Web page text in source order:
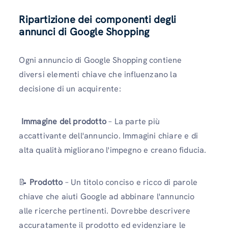
Ripartizione dei componenti degli
annunci di Google Shopping
Ogni annuncio di Google Shopping contiene
diversi elementi chiave che influenzano la
decisione di un acquirente:
Immagine del prodotto– La parte più
accattivante dell'annuncio. Immagini chiare e di
alta qualità migliorano l'impegno e creano fiducia.
📝 Prodotto – Un titolo conciso e ricco di parole
chiave che aiuti Google ad abbinare l'annuncio
alle ricerche pertinenti. Dovrebbe descrivere
accuratamente il prodotto ed evidenziare le